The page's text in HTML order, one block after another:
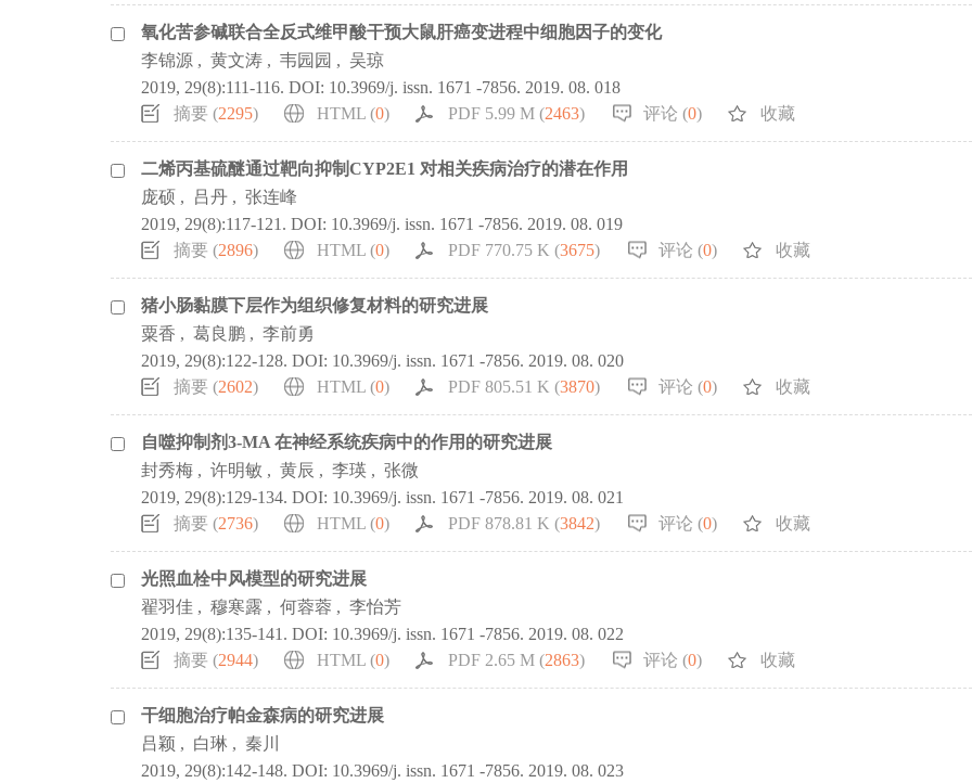
氧化苦参碱联合全反式维甲酸干预大鼠肝癌变进程中细胞因子的变化
李锦源 , 黄文涛 , 韦园园 , 吴琼
2019, 29(8):111-116. DOI: 10.3969/j. issn. 1671 -7856. 2019. 08. 018
摘要 (2295) HTML (0) PDF 5.99 M (2463) 评论 (0) 收藏
二烯丙基硫醚通过靶向抑制CYP2E1 对相关疾病治疗的潜在作用
庞硕 , 吕丹 , 张连峰
2019, 29(8):117-121. DOI: 10.3969/j. issn. 1671 -7856. 2019. 08. 019
摘要 (2896) HTML (0) PDF 770.75 K (3675) 评论 (0) 收藏
猪小肠黏膜下层作为组织修复材料的研究进展
粟香 , 葛良鹏 , 李前勇
2019, 29(8):122-128. DOI: 10.3969/j. issn. 1671 -7856. 2019. 08. 020
摘要 (2602) HTML (0) PDF 805.51 K (3870) 评论 (0) 收藏
自噬抑制剂3-MA 在神经系统疾病中的作用的研究进展
封秀梅 , 许明敏 , 黄辰 , 李瑛 , 张微
2019, 29(8):129-134. DOI: 10.3969/j. issn. 1671 -7856. 2019. 08. 021
摘要 (2736) HTML (0) PDF 878.81 K (3842) 评论 (0) 收藏
光照血栓中风模型的研究进展
翟羽佳 , 穆寒露 , 何蓉蓉 , 李怡芳
2019, 29(8):135-141. DOI: 10.3969/j. issn. 1671 -7856. 2019. 08. 022
摘要 (2944) HTML (0) PDF 2.65 M (2863) 评论 (0) 收藏
干细胞治疗帕金森病的研究进展
吕颖 , 白琳 , 秦川
2019, 29(8):142-148. DOI: 10.3969/j. issn. 1671 -7856. 2019. 08. 023